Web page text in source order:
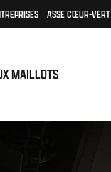
ASSE CŒUR-VERT
MAILLOTS